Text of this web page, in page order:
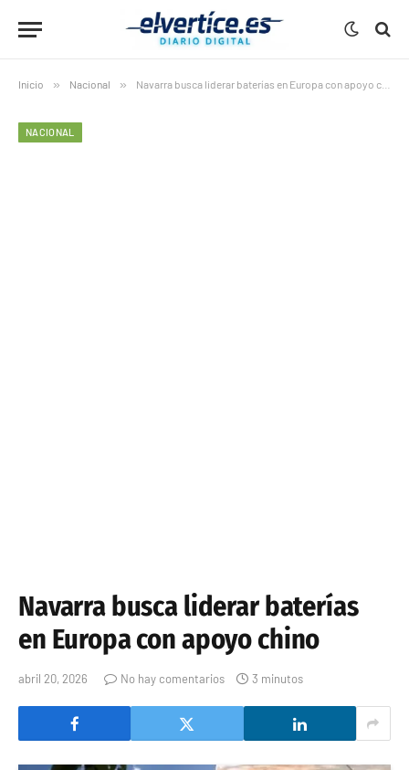
Inicio » Nacional » Navarra busca liderar baterías en Europa con apoyo chino
NACIONAL
Navarra busca liderar baterías
en Europa con apoyo chino
abril 20, 2026 No hay comentarios 3 minutos